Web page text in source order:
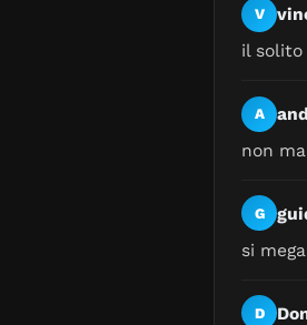
V
il solito
A
non
G
si
D